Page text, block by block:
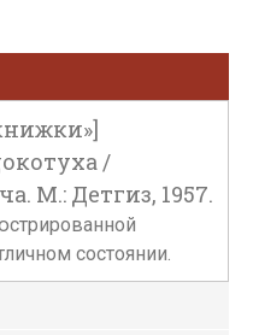
/
М.: Детгиз, 1957.
состоянии.